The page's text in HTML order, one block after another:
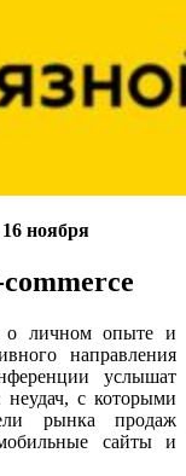
ноября
о личном опыте и
направления
услышат
неудач, с которыми
рынка продаж
сайты и